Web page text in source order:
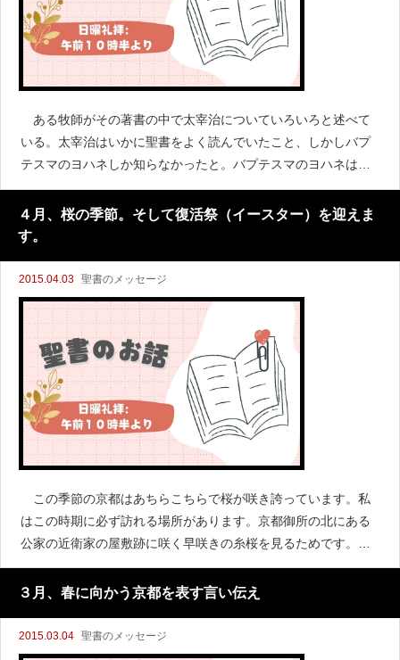
ある牧師がその著書の中で太宰治についていろいろと述べて
いる。太宰治はいかに聖書をよく読んでいたこと、しかしバプ
テスマのヨハネしか知らなかったと。バプテスマのヨハネはメ
シヤであるイエスが公に現れる前にメシヤの前に道を備えるた
めに民衆の罪を責め、神の前に道を整え備えるためにバプテス
マを施した人物です
４月、桜の季節。そして復活祭（イースター）を迎えま
す。
2015.04.03 聖書のメッセージ
この季節の京都はあちらこちらで桜が咲き誇っています。私
はこの時期に必ず訪れる場所があります。京都御所の北にある
公家の近衛家の屋敷跡に咲く早咲きの糸桜を見るためです。今
年も行ってきました。桜が綺麗に咲いていました。冬の間、枝
が枯れているように見えていたのが暖かくなるにつれて芽がめ
３月、春に向かう京都を表す言い伝え
2015.03.04 聖書のメッセージ